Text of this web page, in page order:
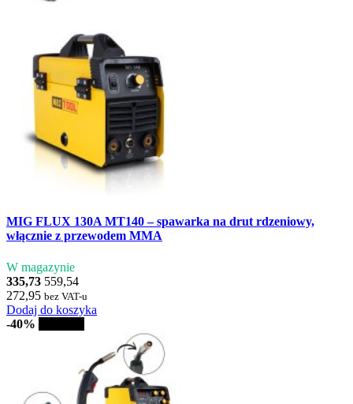
MIG FLUX 130A MT140 – spawarka na drut rdzeniowy,
włącznie z przewodem MMA
W magazynie
335,73 559,54
272,95 bez VAT-u
Dodaj do koszyka
-40%